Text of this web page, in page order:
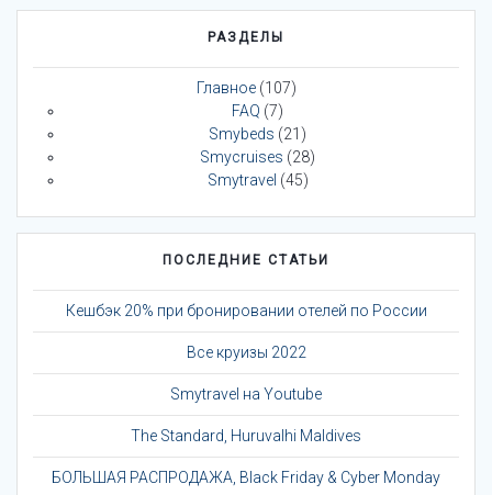
РАЗДЕЛЫ
Главное(107)
FAQ (7)
Smybeds (21)
Smycruises (28)
Smytravel (45)
ПОСЛЕДНИЕ СТАТЬИ
Кешбэк 20% при бронировании отелей по России
Все круизы 2022
Smytravel на Youtube
The Standard, Huruvalhi Maldives
БОЛЬШАЯ РАСПРОДАЖА, Black Friday & Cyber Monday